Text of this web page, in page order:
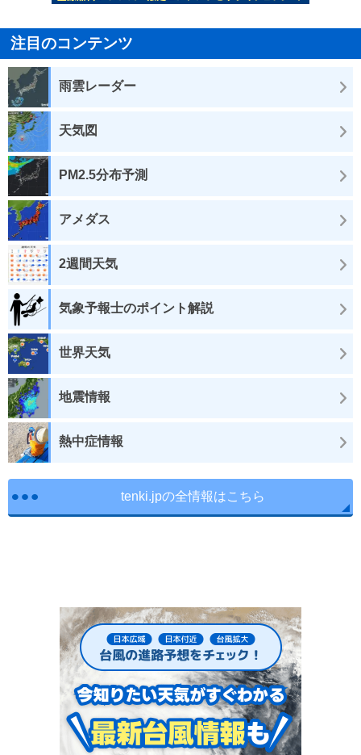
注目のコンテンツ
雨雲レーダー
天気図
PM2.5分布予測
アメダス
2週間天気
気象予報士のポイント解説
世界天気
地震情報
熱中症情報
tenki.jpの全情報はこちら